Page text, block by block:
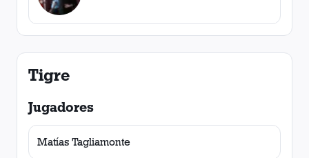
Tigre
Jugadores
Matías Tagliamonte